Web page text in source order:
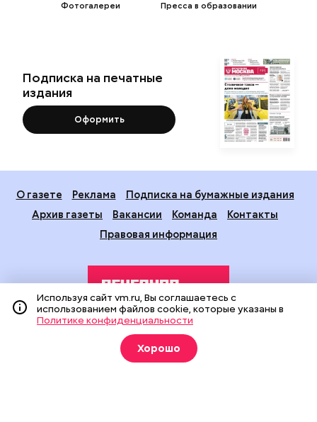
Фотогалереи
Пресса в образовании
Подписка на печатные
издания
Оформить
О газете Реклама
Подписка на бумажные издания
Архив газеты
Вакансии Команда
Контакты
Правовая информация
Издание создано при финансовой поддержке Департамента
средств массовой информации и рекламы города Москвы.
На сайте применяются рекомендательные технологии
Используя сайт vm.ru, Вы соглашаетесь с
использованием файлов cookie, которые указаны в
Политике конфиденциальности
Хорошо